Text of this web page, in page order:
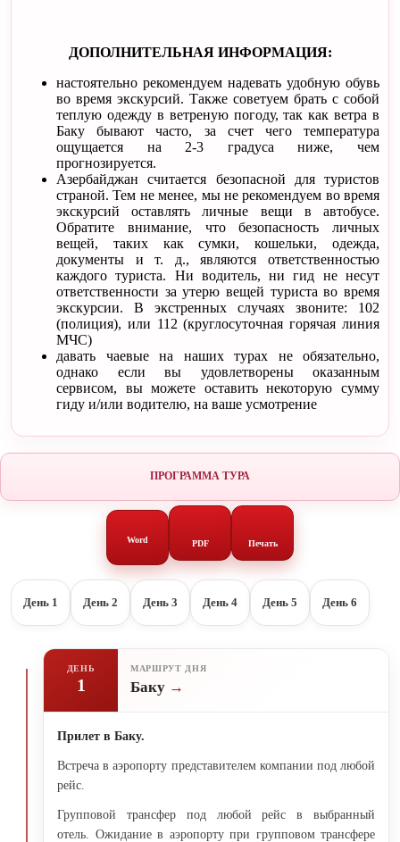
ДОПОЛНИТЕЛЬНАЯ ИНФОРМАЦИЯ:
настоятельно рекомендуем надевать удобную обувь
во время экскурсий. Также советуем брать с собой
теплую одежду в ветреную погоду, так как ветра в
Баку бывают часто, за счет чего температура
ощущается на 2-3 градуса ниже, чем
прогнозируется.
Азербайджан считается безопасной для туристов
страной. Тем не менее, мы не рекомендуем во время
экскурсий оставлять личные вещи в автобусе.
Обратите внимание, что безопасность личных
вещей, таких как сумки, кошельки, одежда,
документы и т. д., являются ответственностью
каждого туриста. Ни водитель, ни гид не несут
ответственности за утерю вещей туриста во время
экскурсии. В экстренных случаях звоните: 102
(полиция), или 112 (круглосуточная горячая линия
МЧС)
давать чаевые на наших турах не обязательно,
однако если вы удовлетворены оказанным
сервисом, вы можете оставить некоторую сумму
гиду и/или водителю, на ваше усмотрение
ПРОГРАММА ТУРА
Word PDF Печать
День 1 День 2 День 3 День 4 День 5 День 6
ДЕНЬ
1
МАРШРУТ ДНЯ
Баку
Прилет в Баку.
Встреча в аэропорту представителем компании под любой
рейс.
Групповой трансфер под любой рейс в выбранный
отель. Ожидание в аэропорту при групповом трансфере